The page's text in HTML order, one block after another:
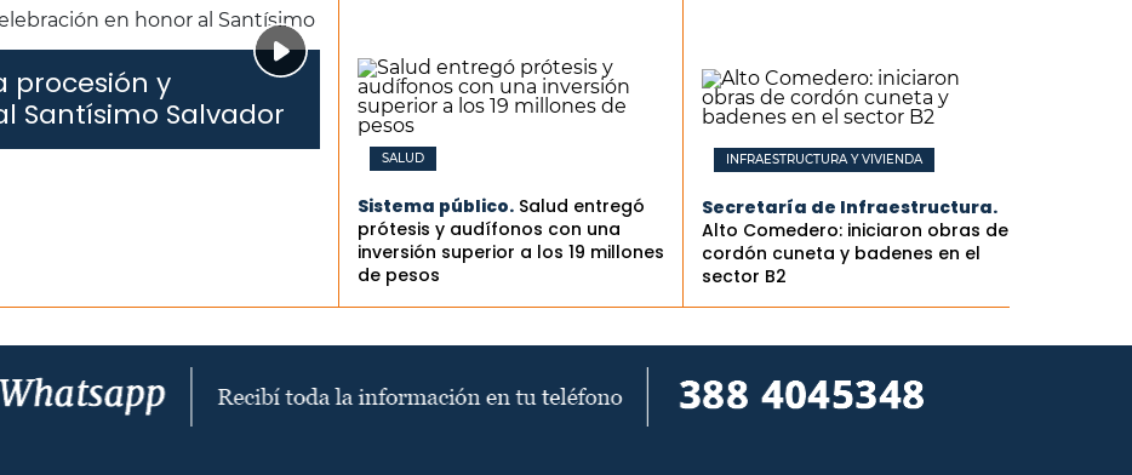
procesión y
Santísimo Salvador
SALUD
Sistema público. Salud entregó
prótesis y audífonos con una
inversión superior a los 19 millones
de pesos
INFRAESTRUCTURA Y VIVIENDA
Secretaría de Infraestructura.
Alto Comedero: iniciaron obras de
cordón cuneta y badenes en el
sector B2